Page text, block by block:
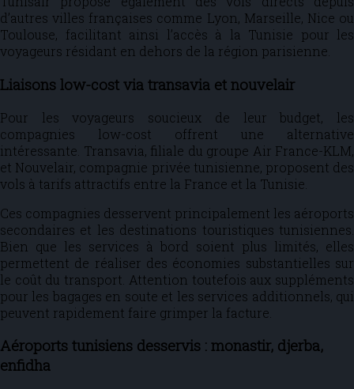
d’autres villes françaises comme Lyon, Marseille, Nice ou
Toulouse, facilitant ainsi l’accès à la Tunisie pour les
voyageurs résidant en dehors de la région parisienne.
Liaisons low-cost via transavia et nouvelair
Pour les voyageurs soucieux de leur budget, les
compagnies low-cost offrent une alternative
intéressante. Transavia, filiale du groupe Air France-KLM,
et Nouvelair, compagnie privée tunisienne, proposent des
vols à tarifs attractifs entre la France et la Tunisie.
Ces compagnies desservent principalement les aéroports
secondaires et les destinations touristiques tunisiennes.
Bien que les services à bord soient plus limités, elles
permettent de réaliser des économies substantielles sur
le coût du transport. Attention toutefois aux suppléments
pour les bagages en soute et les services additionnels, qui
peuvent rapidement faire grimper la facture.
Aéroports tunisiens desservis : monastir, djerba,
enfidha